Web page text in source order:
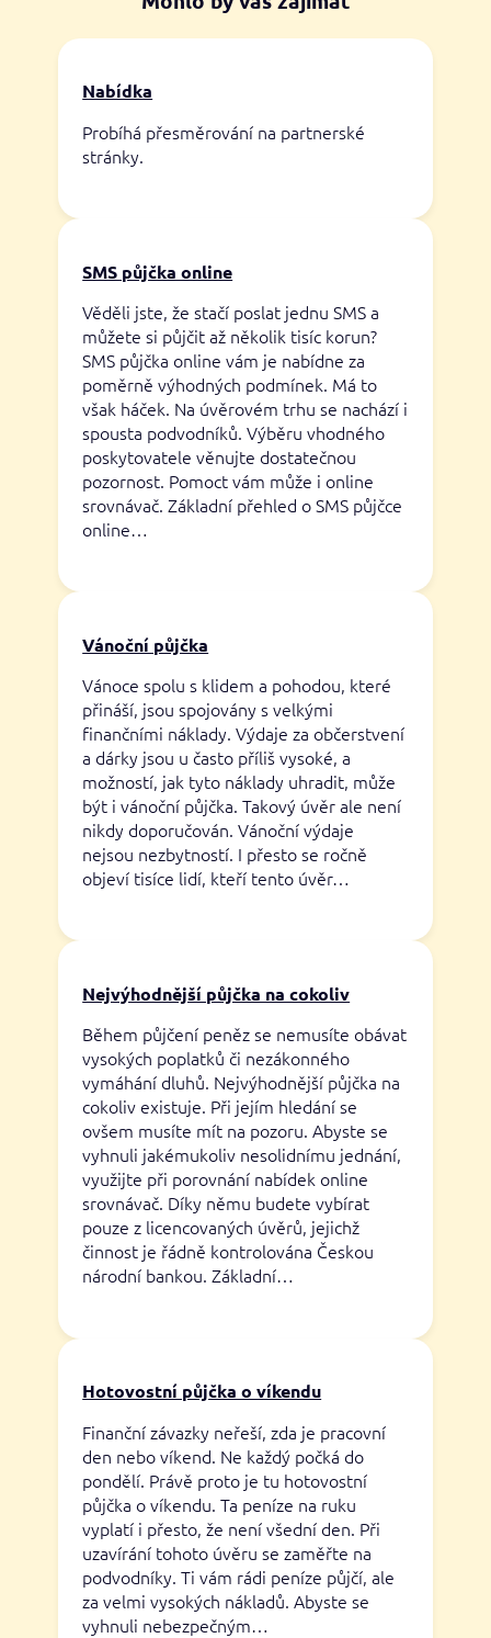
Nabídka
Probíhá přesměrování na partnerské
stránky.
SMS půjčka online
Věděli jste, že stačí poslat jednu SMS a
můžete si půjčit až několik tisíc korun?
SMS půjčka online vám je nabídne za
poměrně výhodných podmínek. Má to
však háček. Na úvěrovém trhu se nachází i
spousta podvodníků. Výběru vhodného
poskytovatele věnujte dostatečnou
pozornost. Pomoct vám může i online
srovnávač. Základní přehled o SMS půjčce
online…
Vánoční půjčka
Vánoce spolu s klidem a pohodou, které
přináší, jsou spojovány s velkými
finančními náklady. Výdaje za občerstvení
a dárky jsou u často příliš vysoké, a
možností, jak tyto náklady uhradit, může
být i vánoční půjčka. Takový úvěr ale není
nikdy doporučován. Vánoční výdaje
nejsou nezbytností. I přesto se ročně
objeví tisíce lidí, kteří tento úvěr…
Nejvýhodnější půjčka na cokoliv
Během půjčení peněz se nemusíte obávat
vysokých poplatků či nezákonného
vymáhání dluhů. Nejvýhodnější půjčka na
cokoliv existuje. Při jejím hledání se
ovšem musíte mít na pozoru. Abyste se
vyhnuli jakémukoliv nesolidnímu jednání,
využijte při porovnání nabídek online
srovnávač. Díky němu budete vybírat
pouze z licencovaných úvěrů, jejichž
činnost je řádně kontrolována Českou
národní bankou. Základní…
Hotovostní půjčka o víkendu
Finanční závazky neřeší, zda je pracovní
den nebo víkend. Ne každý počká do
pondělí. Právě proto je tu hotovostní
půjčka o víkendu. Ta peníze na ruku
vyplatí i přesto, že není všední den. Při
uzavírání tohoto úvěru se zaměřte na
podvodníky. Ti vám rádi peníze půjčí, ale
za velmi vysokých nákladů. Abyste se
vyhnuli nebezpečným…